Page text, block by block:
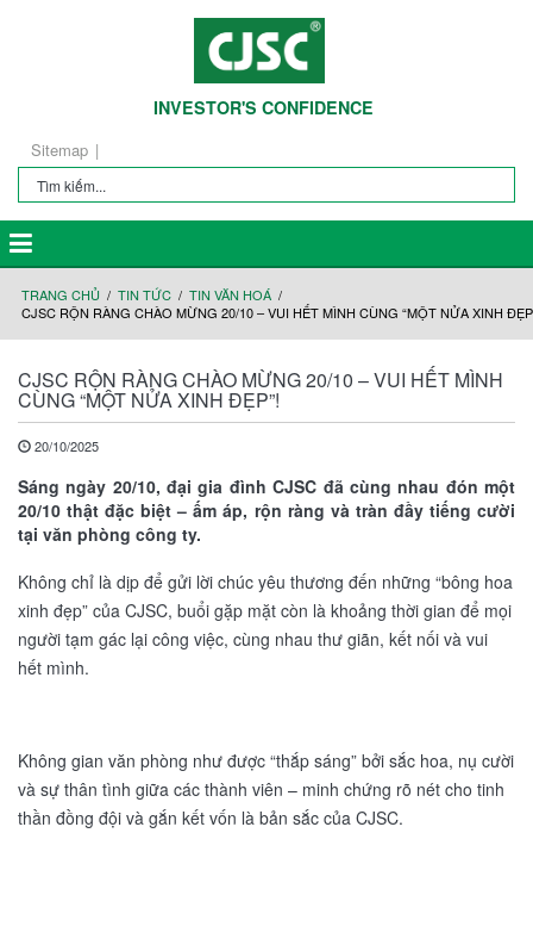
INVESTOR'S CONFIDENCE
Sitemap
TRANG CHỦ TIN TỨC
TIN VĂN HOÁ
CJSC RỘN RÀNG CHÀO MỪNG 20/10 – VUI HẾT MÌNH CÙNG “MỘT NỬA XINH
CJSC RỘN RÀNG CHÀO MỪNG 20/10 – VUI HẾT MÌNH
CÙNG “MỘT NỬA XINH ĐẸP”!
20/10/2025
Sáng ngày 20/10, đại gia đình CJSC đã cùng nhau đón một
20/10 thật đặc biệt – ấm áp, rộn ràng và tràn đầy tiếng cười
tại văn phòng công ty.
Không chỉ là dịp để gửi lời chúc yêu thương đến những “bông hoa
xinh đẹp” của CJSC, buổi gặp mặt còn là khoảng thời gian để mọi
người tạm gác lại công việc, cùng nhau thư giãn, kết nối và vui
hết mình.
Không gian văn phòng như được “thắp sáng” bởi sắc hoa, nụ cười
và sự thân tình giữa các thành viên – minh chứng rõ nét cho tinh
thần đồng đội và gắn kết vốn là bản sắc của CJSC.